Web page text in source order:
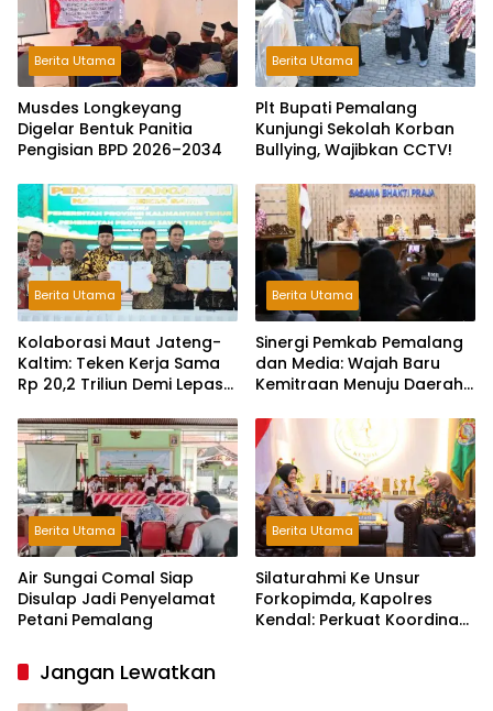
Berita Utama
Musdes Longkeyang
Digelar Bentuk Panitia
Pengisian BPD 2026–2034
Berita Utama
Plt Bupati Pemalang
Kunjungi Sekolah Korban
Bullying, Wajibkan CCTV!
Berita Utama
Kolaborasi Maut Jateng-
Kaltim: Teken Kerja Sama
Rp 20,2 Triliun Demi Lepas
Berita Utama
Sinergi Pemkab Pemalang
dan Media: Wajah Baru
Kemitraan Menuju Daerah
Berita Utama
Air Sungai Comal Siap
Disulap Jadi Penyelamat
Petani Pemalang
Berita Utama
Silaturahmi Ke Unsur
Forkopimda, Kapolres
Kendal: Perkuat Koordinasi
Jangan Lewatkan